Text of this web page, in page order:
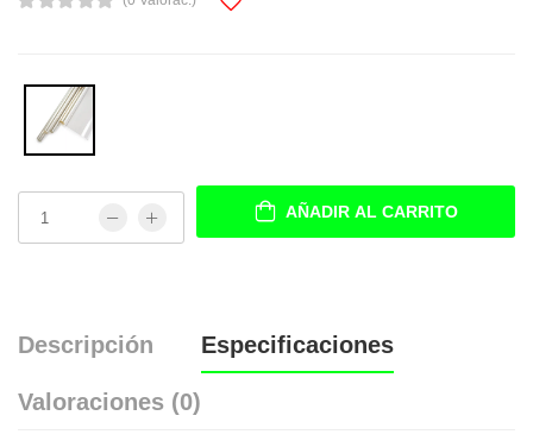
AÑADIR AL CARRITO
Descripción Especificaciones
Valoraciones (0)